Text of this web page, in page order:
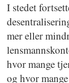
Politiet
kontroll
I stedet
mer eller
hvor mange
og hvor